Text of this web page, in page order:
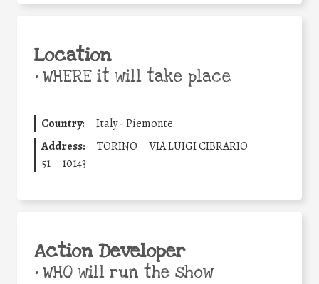
Location
•WHERE it will take place
Country:
Italy - Piemonte
Address:
TORINO
VIA LUIGI CIBRARIO
51
10143
Action Developer
•WHO will run the show